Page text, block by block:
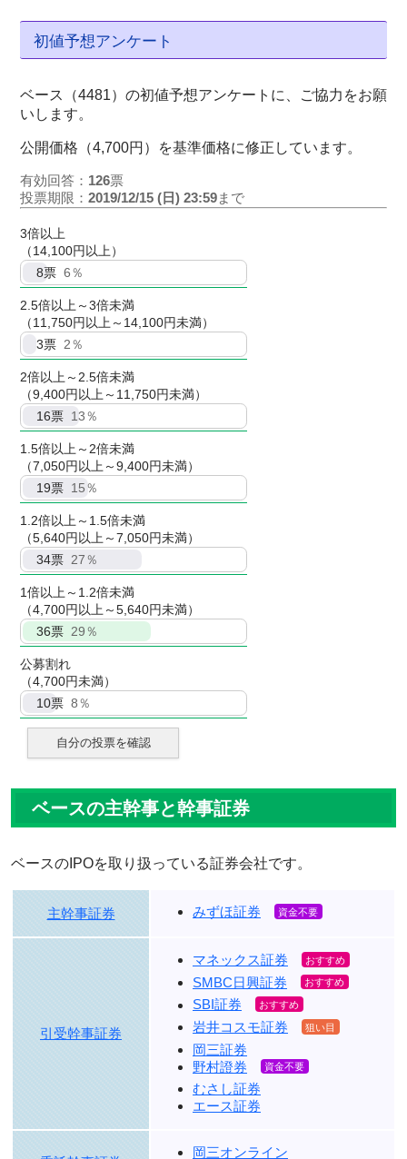
初値予想アンケート
ベース（4481）の初値予想アンケートに、ご協力をお願
いします。
公開価格（4,700円）を基準価格に修正しています。
有効回答： 126票
投票期限： 2019/12/15 (日) 23:59まで
3倍以上
（14,100円以上）
8票 6％
2.5倍以上～3倍未満
（11,750円以上～14,100円未満）
3票 2％
2倍以上～2.5倍未満
（9,400円以上～11,750円未満）
16票 13％
1.5倍以上～2倍未満
（7,050円以上～9,400円未満）
19票 15％
1.2倍以上～1.5倍未満
（5,640円以上～7,050円未満）
34票 27％
1倍以上～1.2倍未満
（4,700円以上～5,640円未満）
36票 29％
公募割れ
（4,700円未満）
10票 8％
自分の投票を確認
ベースの主幹事と幹事証券
ベースのIPOを取り扱っている証券会社です。
主幹事証券 みずほ証券
引受幹事証券
マネックス証券
SMBC日興証券
SBI証券
岩井コスモ証券
岡三証券
野村證券
むさし証券
エース証券
岡三オンライン